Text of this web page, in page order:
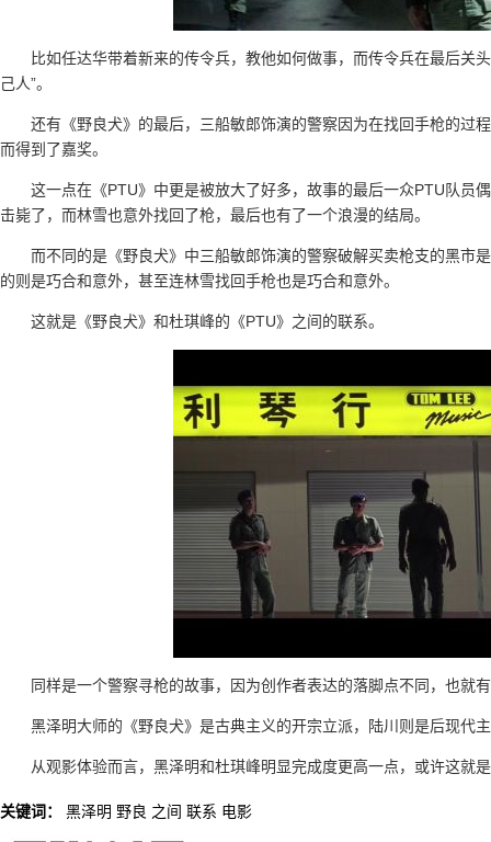
比如任达华带着新来的传令兵，教他如何做事，而传令兵在最后关
己人”。
还有《野良犬》的最后，三船敏郎饰演的警察因为在找回手枪的过
而得到了嘉奖。
这一点在《PTU》中更是被放大了好多，故事的最后一众PTU队员
击毙了，而林雪也意外找回了枪，最后也有了一个浪漫的结局。
而不同的是《野良犬》中三船敏郎饰演的警察破解买卖枪支的黑市
的则是巧合和意外，甚至连林雪找回手枪也是巧合和意外。
这就是《野良犬》和杜琪峰的《PTU》之间的联系。
同样是一个警察寻枪的故事，因为创作者表达的落脚点不同，也就
黑泽明大师的《野良犬》是古典主义的开宗立派，陆川则是后现代
从观影体验而言，黑泽明和杜琪峰明显完成度更高一点，或许这就
关键词： 黑泽明 野良 之间 联系 电影